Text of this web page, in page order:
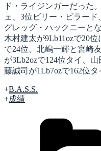
ド・ライジンガーだった
ェ、3位ビリー・ビラー
グレッグ・ハックニーと
木村建太が9Lb11ozで20
で24位、北嶋一輝と宮崎
が3Lb2ozで124位タイ、
藤誠司が1Lb7ozで162位タ
+B.A.S.S.
+成績